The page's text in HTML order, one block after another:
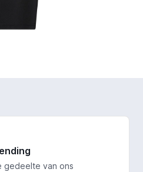
gedeelte van ons